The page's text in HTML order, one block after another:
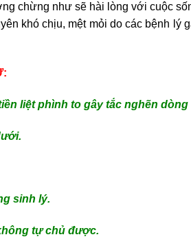
chừng như sẽ hài lòng với cuộc
khó chịu, mệt mỏi do các bệnh lý
liệt phình to gây tắc nghẽn dòng
sinh lý.
tự chủ được.